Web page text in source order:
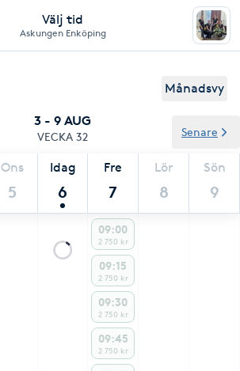
Välj tid
Askungen Enköping
Månadsvy
3 - 9 AUG
VECKA 32
Ons
5
Idag
6
Fre
7
Lör
8
Sön
9
Senare
09:00
2 750 kr
09:15
2 750 kr
09:30
2 750 kr
09:45
2 750 kr